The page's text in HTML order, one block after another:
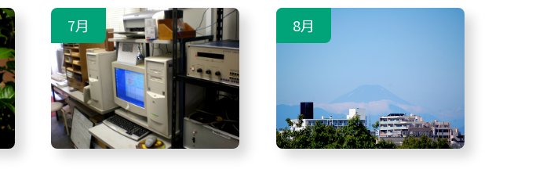
7月 8月